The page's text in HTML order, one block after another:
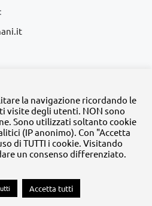
i diritti riservati | MyFpm è un
Palazzo Magnani
Instagram
TwitterLinkedInYouTube
la navigazione ricordando le
visite degli utenti. NON sono
Sono utilizzati soltanto cookie
(IP anonimo). Con "Accetta
di TUTTI i cookie. Visitando
un consenso differenziato.
Accetta tutti